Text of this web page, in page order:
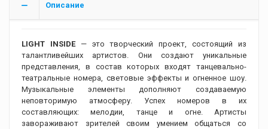
Описание
LIGHT INSIDE— это творческий проект, состоящий из
талантливейших артистов. Они создают уникальные
представления, в состав которых входят танцевально-
театральные номера, световые эффекты и огненное шоу.
Музыкальные элементы дополняют создаваемую
неповторимую атмосферу. Успех номеров в их
составляющих: мелодии, танце и огне. Артисты
завораживают зрителей своим умением общаться со